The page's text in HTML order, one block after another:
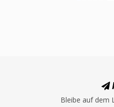
Bleibe auf dem